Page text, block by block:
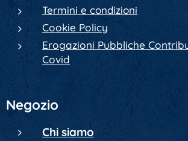
Termini e condizioni
Cookie Policy
Erogazioni Pubbliche
Covid
Negozio
Chi siamo